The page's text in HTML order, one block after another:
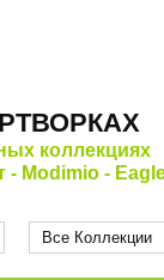
коллекциях
Modimio -
Все Коллекции